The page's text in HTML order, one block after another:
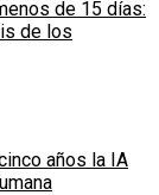
de 15 días:
de los
años la IA